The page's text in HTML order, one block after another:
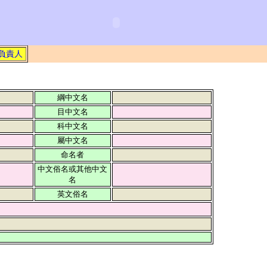
責人
綱中文名
目中文名
科中文名
屬中文名
命名者
中文俗名或其他中文
名
英文俗名